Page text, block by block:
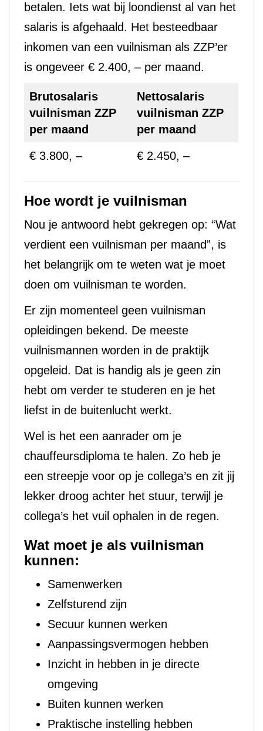
betalen. Iets wat bij loondienst al van het
salaris is afgehaald. Het besteedbaar
inkomen van een vuilnisman als ZZP’er
is ongeveer € 2.400, – per maand.
Brutosalaris
vuilnisman ZZP
per maand
Nettosalaris
vuilnisman ZZP
per maand
€ 3.800, – € 2.450, –
Hoe wordt je vuilnisman
Nou je antwoord hebt gekregen op: “Wat
verdient een vuilnisman per maand”, is
het belangrijk om te weten wat je moet
doen om vuilnisman te worden.
Er zijn momenteel geen vuilnisman
opleidingen bekend. De meeste
vuilnismannen worden in de praktijk
opgeleid. Dat is handig als je geen zin
hebt om verder te studeren en je het
liefst in de buitenlucht werkt.
Wel is het een aanrader om je
chauffeursdiploma te halen. Zo heb je
een streepje voor op je collega’s en zit jij
lekker droog achter het stuur, terwijl je
collega’s het vuil ophalen in de regen.
Wat moet je als vuilnisman
kunnen:
Samenwerken
Zelfsturend zijn
Secuur kunnen werken
Aanpassingsvermogen hebben
Inzicht in hebben in je directe
omgeving
Buiten kunnen werken
Praktische instelling hebben